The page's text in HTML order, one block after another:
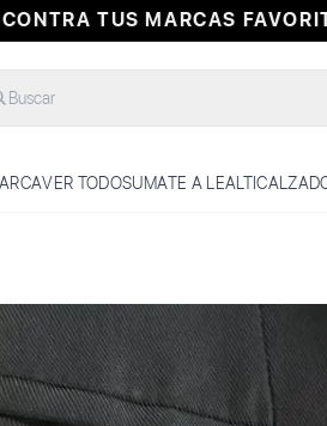
TUS MARCAS
Buscar
VER TODOSUMATE A LEALTI